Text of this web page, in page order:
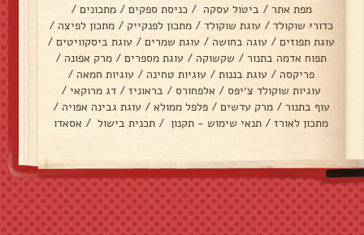
מפת אתר / ביטול עסקה / כניסת ספקים / מתכונים /
כדורי שוקולד / עוגת שוקולד / מתכון לפנקייק / מתכון לפיצה /
עוגת תפוזים / עוגה בחושה / עוגת שמרים / עוגת ביסקוויטים /
תפוח אדמה בתנור / שקשוקה / עוגת מספרים / מרק אפונה /
פריקסה / עוגת בננות / עוגיות טחינה / עוגיות חמאה /
עוגיות שוקולד צ׳יפס / אלפחורס / בראוניז / דג מרוקאי /
עוף בתנור / מרק עדשים / פלפל ממולא / עוגת גבינה אפויה /
מתכון לאורז / תנאי שימוש - תקנון / תכנית בישול / אסאדו